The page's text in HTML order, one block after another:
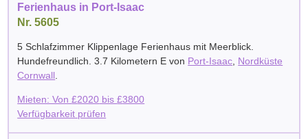
Ferienhaus in Port-Isaac
Nr. 5605
5 Schlafzimmer Klippenlage Ferienhaus mit Meerblick.
Hundefreundlich. 3.7 Kilometern E von Port-Isaac Nordküste
Cornwall
Mieten: Von£2020 bis£3800
Verfügbarkeit prüfen